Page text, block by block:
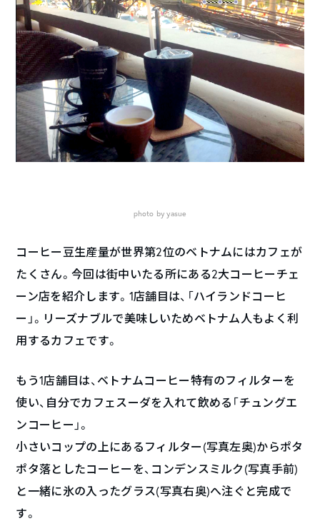
photo by yasue
コーヒー豆生産量が世界第2位のベトナムにはカフェが
たくさん。今回は街中いたる所にある2大コーヒーチェ
ーン店を紹介します。1店舗目は、「ハイランドコーヒ
ー」。リーズナブルで美味しいためベトナム人もよく利
用するカフェです。
もう1店舗目は、ベトナムコーヒー特有のフィルターを
使い、自分でカフェスーダを入れて飲める「チュングエ
ンコーヒー」。
小さいコップの上にあるフィルター(写真左奥)からポタ
ポタ落としたコーヒーを、コンデンスミルク(写真手前)
と一緒に氷の入ったグラス(写真右奥)へ注ぐと完成で
す。